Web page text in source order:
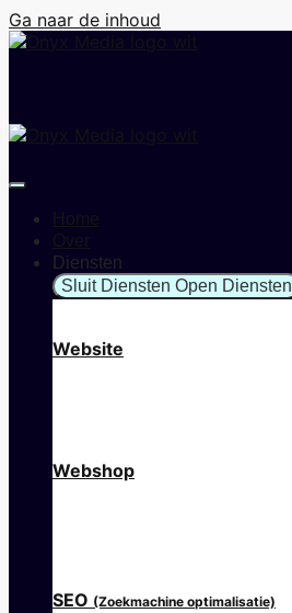
Ga naar de inhoud
Diensten
Sluit Diensten Open Diensten
Website
Webshop
SEO (Zoekmachine optimalisatie)